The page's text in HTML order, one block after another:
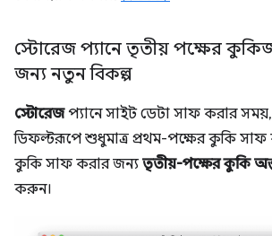
স্টোরেজ প্যানে তৃতীয় পক্ষের
জন্য নতুন বিকল্প
স্টোরেজপ্যানে সাইট ডেটা সাফ করার
ডিফল্টরূপে শুধুমাত্র প্রথম-পক্ষের কুকি
কুকি সাফ করার জন্য তৃতীয়-পক্ষের কুকি
করুন।